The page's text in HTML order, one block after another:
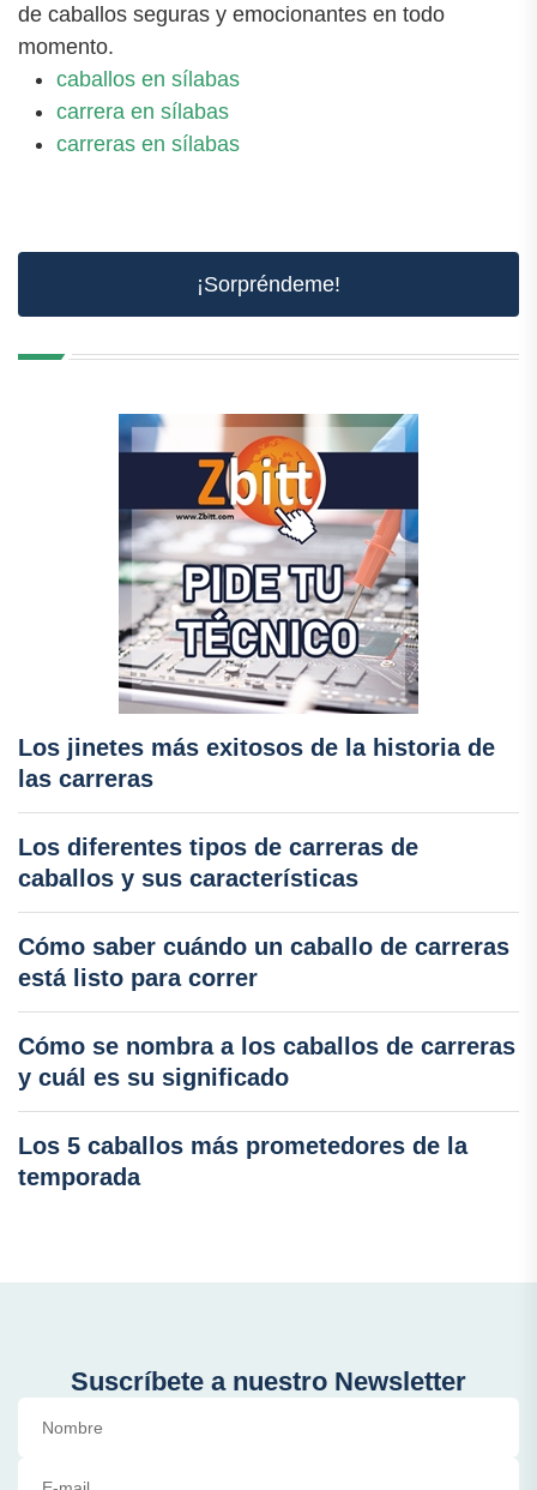
de caballos seguras y emocionantes en todo
momento.
caballos en sílabas
carrera en sílabas
carreras en sílabas
¡Sorpréndeme!
Los jinetes más exitosos de la historia de
las carreras
Los diferentes tipos de carreras de
caballos y sus características
Cómo saber cuándo un caballo de carreras
está listo para correr
Cómo se nombra a los caballos de carreras
y cuál es su significado
Los 5 caballos más prometedores de la
temporada
Suscríbete a nuestro Newsletter